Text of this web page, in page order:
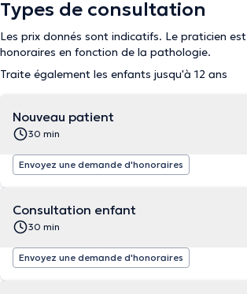
Types de consultation
Les prix donnés sont indicatifs. Le praticien
honoraires en fonction de la pathologie.
Traite également les enfants jusqu'à 12 ans
Nouveau patient
30 min
Envoyez une demande d'honoraires
Consultation enfant
30 min
Envoyez une demande d'honoraires